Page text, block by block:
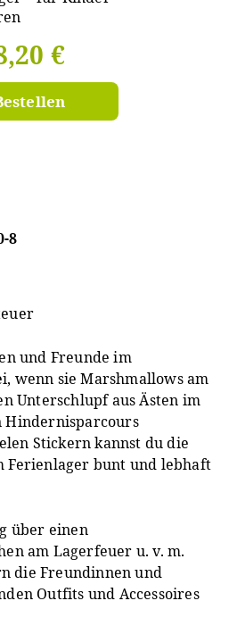
8
€
und Freunde im
wenn sie Marshmallows am
Unterschlupf aus Ästen im
Hindernisparcours
Stickern kannst du die
Ferienlager bunt und lebhaft
über einen
am Lagerfeuer u. v. m.
die Freundinnen und
Outfits und Accessoires